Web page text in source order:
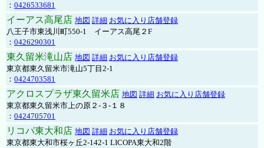
： 0426533681
イーアス高尾店 地図 詳細 お気に入り店舗登録
八王子市東浅川町550-1 イーアス高尾２F
： 0426290301
東久留米滝山店 地図 詳細 お気に入り店舗登録
東京都東久留米市滝山5丁目2-1
： 0424703581
アクロスプラザ東久留米店 地図 詳細 お気に入り店舗登録
東京都東久留米市上の原２-３-１８
： 0424705701
リコパ東大和店 地図 詳細 お気に入り店舗登録
東京都東大和市桜ヶ丘2-142-1 LICOPA東大和2階